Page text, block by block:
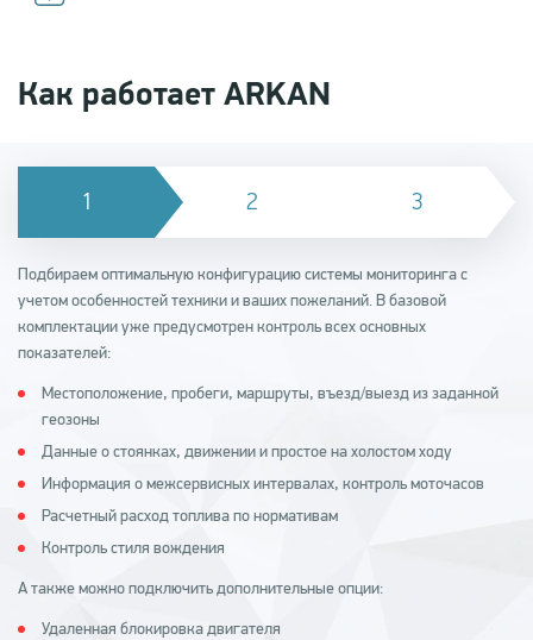
Как работает ARKAN
Подбираем оптимальную конфигурацию системы мониторинга с
учетом особенностей техники и ваших пожеланий. В базовой
комплектации уже предусмотрен контроль всех основных
показателей:
Местоположение, пробеги, маршруты, въезд/выезд из заданной
геозоны
Данные о стоянках, движении и простое на холостом ходу
Информация о межсервисных интервалах, контроль моточасов
Расчетный расход топлива по нормативам
Контроль стиля вождения
А также можно подключить дополнительные опции:
Удаленная блокировка двигателя